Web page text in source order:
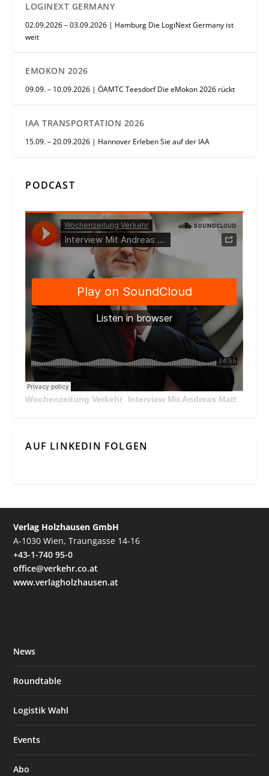
LOGINEXT GERMANY
02.09.2026 – 03.09.2026 | Hamburg Die LogiNext Germany ist
weit
EMOKON 2026
09.09. – 10.09.2026 | ÖAMTC Teesdorf Die eMokon 2026 rückt
IAA TRANSPORTATION 2026
15.09. – 20.09.2026 | Hannover Erleben Sie auf der IAA
PODCAST
Wochenzeitung Verkehr · Interview Mit Andreas Matthä, CEO der ÖBB Holding
AUF LINKEDIN FOLGEN
Verlag Holzhausen GmbH
A-1030 Wien, Traungasse 14-16
+43-1-740 95-0
office@verkehr.co.at
www.verlagholzhausen.at
News
Roundtable
Logistik Wahl
Events
Abo